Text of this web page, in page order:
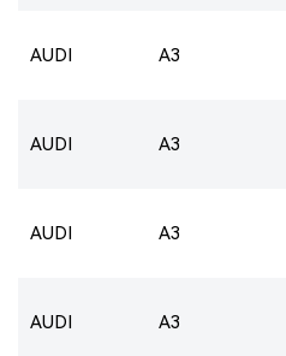
AUDI A3
AUDI A3
AUDI A3
AUDI A3